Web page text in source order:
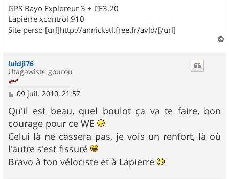
GPS Bayo Exploreur 3 + CE3.20
Lapierre xcontrol 910
Site perso [url]http://annickstl.free.fr/avld/[/url]
a
luidji76
Utagawiste gourou
M
s
s
a
g
e
09 juil. 2010, 21:57
Qu'il est beau, quel boulot ça va te faire, bon
courage pour ce WE
Celui là ne cassera pas, je vois un renfort, là où
l'autre s'est fissuré
Bravo à ton vélociste et à Lapierre